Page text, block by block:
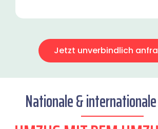
Jetzt unverbindlich
Nationale &